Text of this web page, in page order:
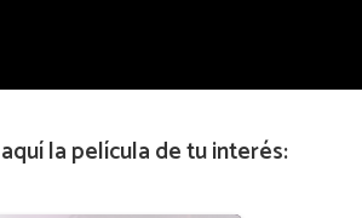
la película de tu interés: